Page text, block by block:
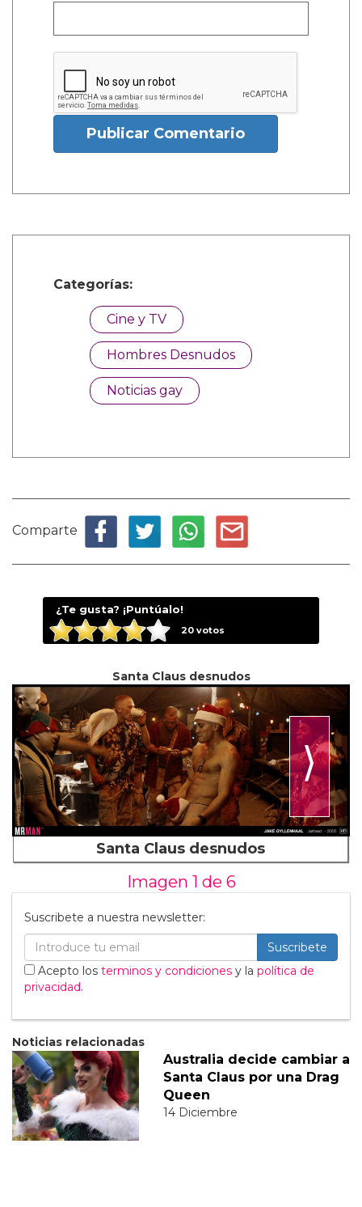
Publicar Comentario
Categorías:
Cine y TV
Hombres Desnudos
Noticias gay
Comparte
¿Te gusta? ¡Puntúalo!
20votos
Santa Claus desnudos
⟩
Santa Claus desnudos
Imagen 1 de 6
Suscribete a nuestra newsletter:
Suscribete
Acepto los terminos y condiciones y la política de
privacidad.
Noticias relacionadas
Australia decide cambiar a
Santa Claus por una Drag
Queen
14 Diciembre